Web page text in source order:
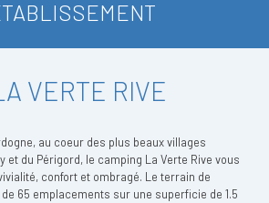
VERTE RIVE
au coeur des plus beaux villages
et du Périgord, le camping La Verte Rive vous
confort et ombragé. Le terrain de
65 emplacements sur une superficie de 1.5